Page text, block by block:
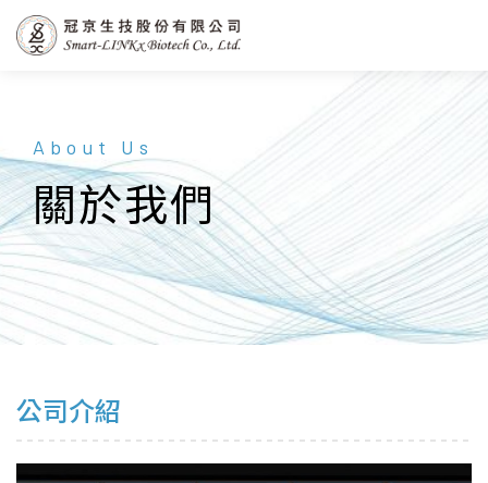
About Us
關於我們
公司介紹